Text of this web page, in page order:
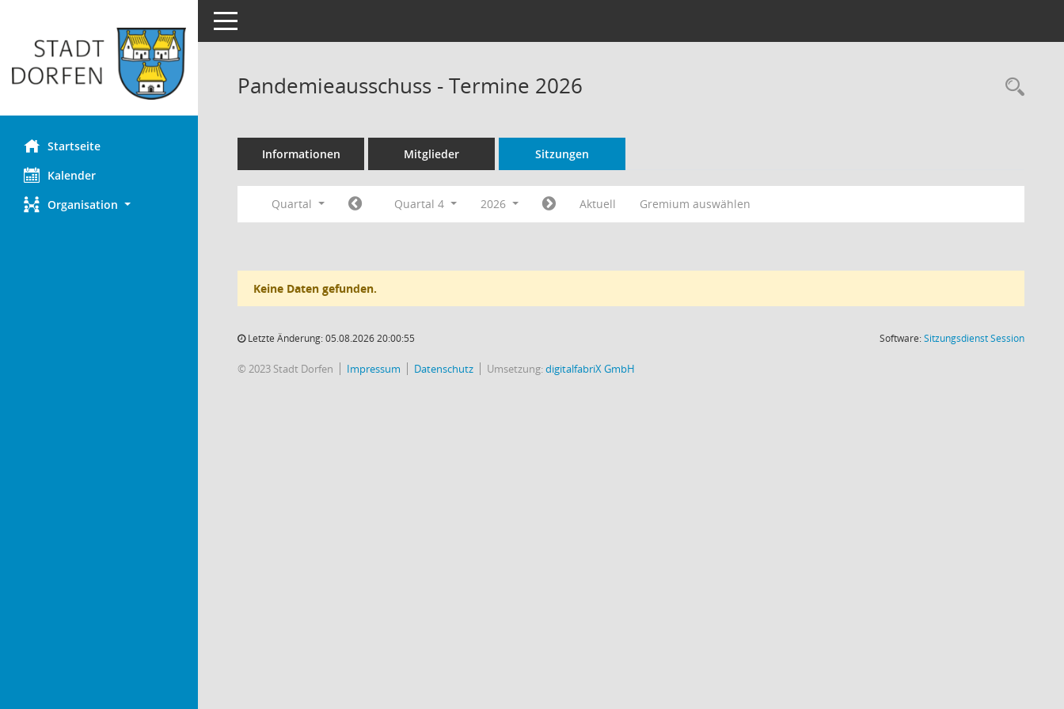
Startseite
Kalender
Organisation
Toggle navigation
Pandemieausschuss - Termine 2026
Informationen Mitglieder Sitzungen
Quartal Quartal 4 2026 Aktuell Gremium auswählen
Keine Daten gefunden.
Letzte Änderung: 05.08.2026 20:00:55 Software:SitzungsdienstSession(Wird in
© 2023 Stadt Dorfen Impressum Datenschutz Umsetzung:digitalfabriX GmbH